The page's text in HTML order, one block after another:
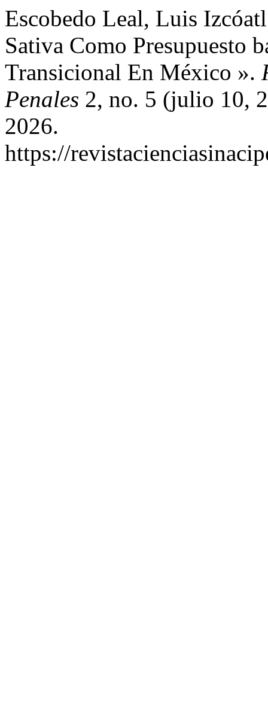
Escobedo Leal, Luis
Sativa Como Presupuesto
Transicional En México ».
Penales 2, no. 5 (julio 10,
2026.
https://